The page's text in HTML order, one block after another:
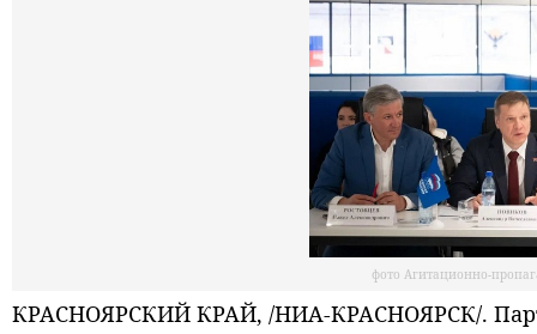
фото Агитационно-
КРАСНОЯРСКИЙ КРАЙ, /НИА-КРАСНОЯРСК/.